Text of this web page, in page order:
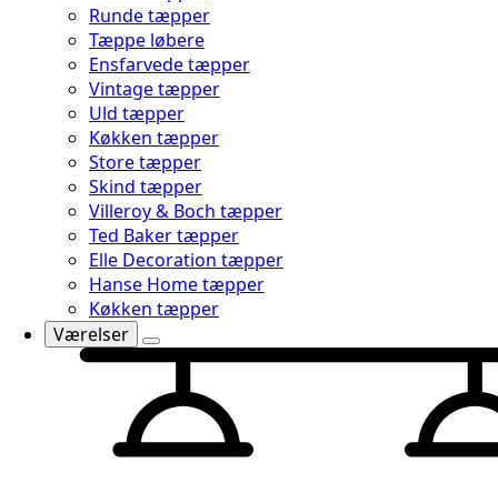
Runde tæpper
Tæppe løbere
Ensfarvede tæpper
Vintage tæpper
Uld tæpper
Køkken tæpper
Store tæpper
Skind tæpper
Villeroy & Boch tæpper
Ted Baker tæpper
Elle Decoration tæpper
Hanse Home tæpper
Køkken tæpper
Værelser